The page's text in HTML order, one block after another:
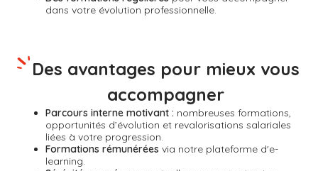
dans votre évolution professionnelle.
Parcours interne motivant : nombreuses formations,
opportunités d’évolution et revalorisations salariales
liées à votre progression.
Formations rémunérées via notre plateforme d'e-
learning.
Des avantages pour mieux vous
accompagner